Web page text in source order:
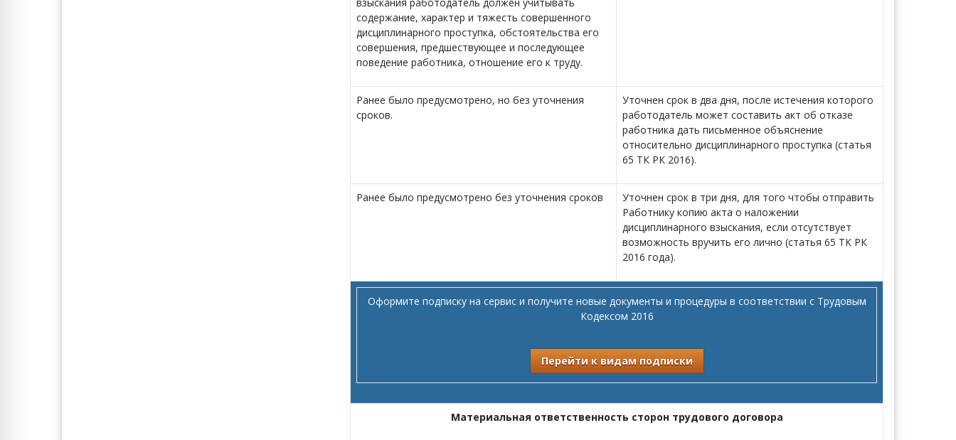
содержание, характер и тяжесть совершенного
дисциплинарного проступка, обстоятельства его
совершения, предшествующее и последующее
поведение работника, отношение его к труду.
Ранее было предусмотрено, но без уточнения
сроков.
Уточнен срок в два дня, после истечения которого
работодатель может составить акт об отказе
работника дать письменное объяснение
относительно дисциплинарного проступка (статья
65 ТК РК 2016).
Ранее было предусмотрено без уточнения сроков
Уточнен срок в три дня, для того чтобы отправить
Работнику копию акта о наложении
дисциплинарного взыскания, если отсутствует
возможность вручить его лично (статья 65 ТК РК
2016 года).
Оформите подписку на сервис и получите новые документы и процедуры в соответствии с Трудовым
Кодексом 2016
Перейти к видам подписки
Материальная ответственность сторон трудового договора